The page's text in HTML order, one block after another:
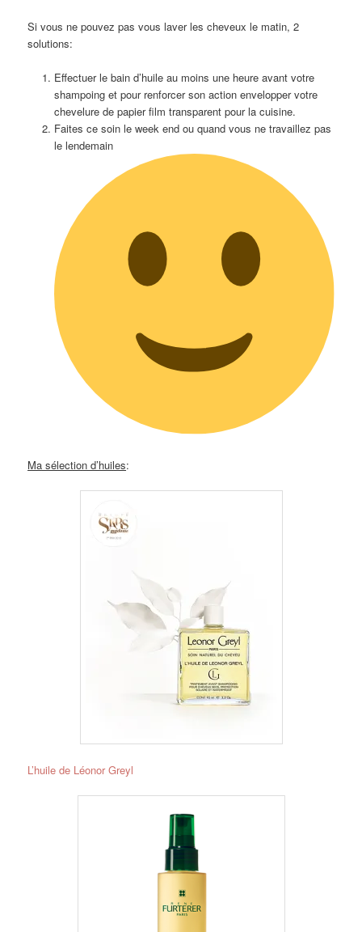
Si vous ne pouvez pas vous laver les cheveux le matin, 2
solutions:
Effectuer le bain d’huile au moins une heure avant votre
shampoing et pour renforcer son action envelopper votre
chevelure de papier film transparent pour la cuisine.
Faites ce soin le week end ou quand vous ne travaillez pas
le lendemain
Ma sélection d’huiles:
L’huile de Léonor Greyl